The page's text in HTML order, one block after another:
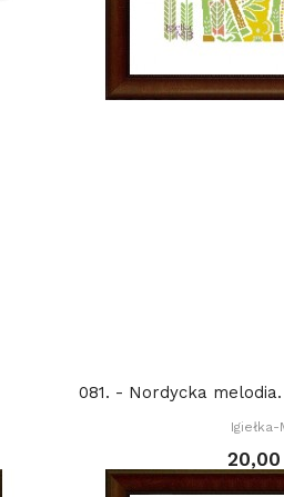
081. - Nordycka
Igiełka-
20,00